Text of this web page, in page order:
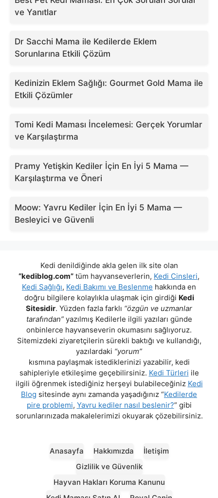
ve Yanıtlar
Dr Sacchi Mama ile Kedilerde Eklem
Sorunlarına Etkili Çözüm
Kedinizin Eklem Sağlığı: Gourmet Gold Mama ile
Etkili Çözümler
Tomi Kedi Maması İncelemesi: Gerçek Yorumlar
ve Karşılaştırma
Pramy Yetişkin Kediler İçin En İyi 5 Mama —
Karşılaştırma ve Öneri
Moow: Yavru Kediler İçin En İyi 5 Mama —
Besleyici ve Güvenli
Kedi denildiğinde akla gelen ilk site olan
“kediblog.com” tüm hayvanseverlerin, Kedi Cinsleri,
Kedi Sağlığı, Kedi Bakımı ve Beslenme hakkında en
doğru bilgilere kolaylıkla ulaşmak için girdiği Kedi
Sitesidir. Yüzden fazla farklı “özgün ve uzmanlar
tarafından”yazılmış Kedilerle ilgili yazıları günde
onbinlerce hayvanseverin okumasını sağlıyoruz.
Sitemizdeki ziyaretçilerin sürekli baktığı ve kullandığı,
yazılardaki “yorum”
kısmına paylaşmak istediklerinizi yazabilir, kedi
sahipleriyle etkileşime geçebilirsiniz. Kedi Türleri ile
ilgili öğrenmek istediğiniz herşeyi bulabileceğiniz Kedi
Blog sitesinde aynı zamanda yaşadığınız “Kedilerde
pire problemi, Yavru kediler nasıl beslenir?” gibi
sorunlarınızada makalelerimizi okuyarak çözebilirsiniz.
Anasayfa Hakkımızda
İletişim
Gizlilik ve Güvenlik
Hayvan Hakları Koruma Kanunu